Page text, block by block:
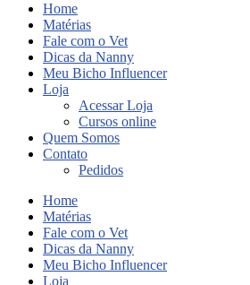
Home
Matérias
Fale com o Vet
Dicas da Nanny
Meu Bicho Influencer
Loja
Acessar Loja
Cursos online
Quem Somos
Contato
Pedidos
Home
Matérias
Fale com o Vet
Dicas da Nanny
Meu Bicho Influencer
Loja